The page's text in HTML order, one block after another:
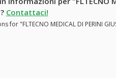
Contattaci!
MEDICAL DI PERINI